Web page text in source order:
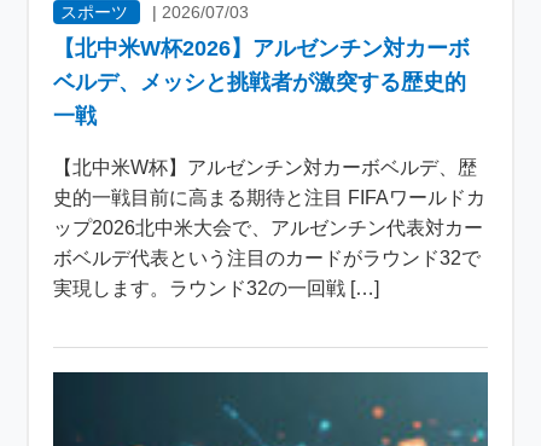
スポーツ |2026/07/03
【北中米W杯2026】アルゼンチン対カーボ
ベルデ、メッシと挑戦者が激突する歴史的
一戦
【北中米W杯】アルゼンチン対カーボベルデ、歴
史的一戦目前に高まる期待と注目 FIFAワールドカ
ップ2026北中米大会で、アルゼンチン代表対カー
ボベルデ代表という注目のカードがラウンド32で
実現します。ラウンド32の一回戦 […]